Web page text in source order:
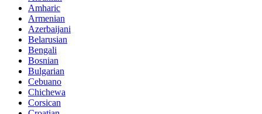
Amharic
Armenian
Azerbaijani
Belarusian
Bengali
Bosnian
Bulgarian
Cebuano
Chichewa
Corsican